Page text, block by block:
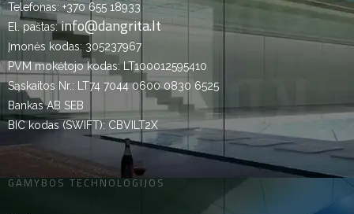
Telefonas: +370 655 18933
El. paštas:info@dangrita.lt
Įmonės kodas: 305237967
PVM mokėtojo kodas: LT100012595410
Sąskaitos Nr.: LT74 7044 0600 0830 6525
Bankas AB SEB
BIC kodas (SWIFT): CBVILT2X
GAMYBOS TECHNOLOGIJOS